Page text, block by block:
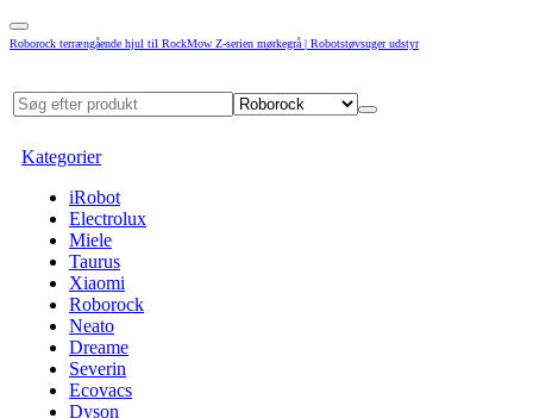
Roborock terrængående hjul til RockMow Z-serien mørkegrå | Robotstøvsuger udstyr
Kategorier
iRobot
Electrolux
Miele
Taurus
Xiaomi
Roborock
Neato
Dreame
Severin
Ecovacs
Dyson